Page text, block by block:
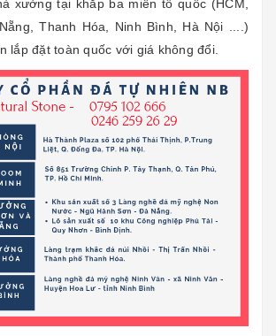
xưởng tại khắp ba miền tổ quốc (HCM,
Thanh Hóa, Ninh Bình, Hà Nội ....)
lắp đặt toàn quốc với giá không đổi.